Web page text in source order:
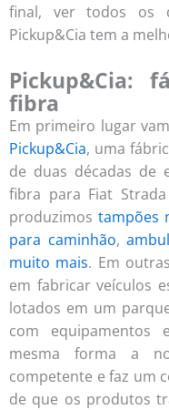
final, ver todos os
Pickup&Cia tem a
Pickup&Cia:
fibra
Em primeiro lugar
Pickup&Cia, uma
de duas décadas de
fibra para Fiat
produzimos tampões
para caminhão,
muito mais. Em
em fabricar veículos
lotados em um
com equipamentos
mesma forma a
competente e faz um
de que os produtos